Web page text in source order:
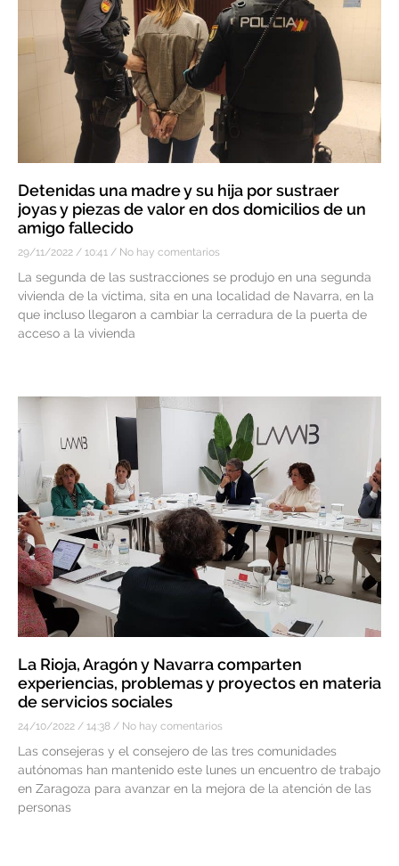
Detenidas una madre y su hija por sustraer
joyas y piezas de valor en dos domicilios de un
amigo fallecido
29/11/2022 10:41 No hay comentarios
La segunda de las sustracciones se produjo en una segunda
vivienda de la víctima, sita en una localidad de Navarra, en la
que incluso llegaron a cambiar la cerradura de la puerta de
acceso a la vivienda
La Rioja, Aragón y Navarra comparten
experiencias, problemas y proyectos en materia
de servicios sociales
24/10/2022 14:38 No hay comentarios
Las consejeras y el consejero de las tres comunidades
autónomas han mantenido este lunes un encuentro de trabajo
en Zaragoza para avanzar en la mejora de la atención de las
personas